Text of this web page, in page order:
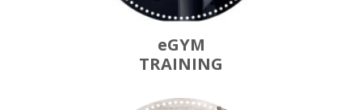
eGYM
TRAINING